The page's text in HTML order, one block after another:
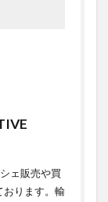
ェ販売や買
おります。輸